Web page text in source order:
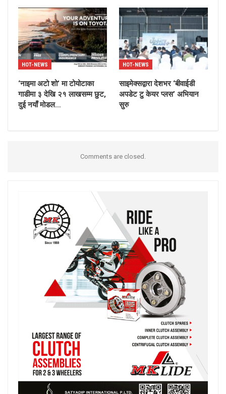
HOT-NEWS
‘नाइमा अटो शो’ मा टोयोटाका
गाडीमा ३ देखि २१ लाखसम्म छुट,
दुई नयाँ मोडल…
HOT-NEWS
साइमेक्सद्वारा देशभर ‘बीवाईडी
अपडेट टु केयर प्लस’ अभियान
सुरु
Comments are closed.